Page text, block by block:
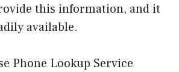
this information, and it
available.
Phone Lookup Service